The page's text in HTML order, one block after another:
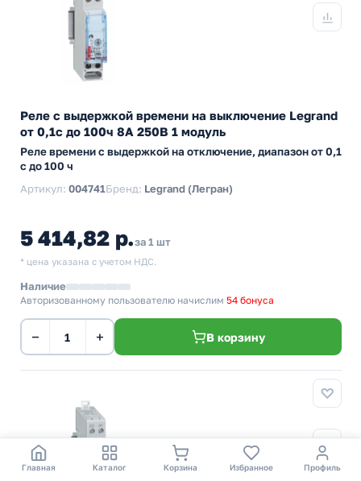
Реле с выдержкой времени на выключение Legrand
от 0,1с до 100ч 8А 250В 1 модуль
Реле времени с выдержкой на отключение, диапазон от 0,1
с до 100 ч
Артикул: 004741Бренд: Legrand (Легран)
5 414,82 р.за 1 шт
* цена указана с учетом НДС.
Наличие
Авторизованному пользователю начислим 54 бонуса
− + В корзину
Главная Каталог Корзина Избранное Профиль